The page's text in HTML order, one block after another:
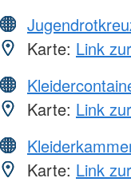
Karte: Link
Karte: Link
Karte: Link